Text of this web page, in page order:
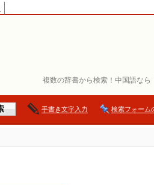
複数の辞書から検索！中国語なら
手書き文字入力 検索フォーム